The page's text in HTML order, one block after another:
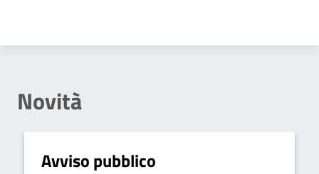
Novità
Avviso pubblico